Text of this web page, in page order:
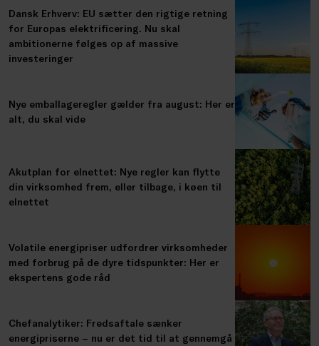
Dansk Erhverv: EU sætter den rigtige retning
for Europas elektrificering. Nu skal
ambitionerne følges op af massive
investeringer
Nye emballageregler gælder fra august: Her er
alt, du skal vide
Akutplan for elnettet: Nye regler kan flytte
din virksomhed frem, eller tilbage, i køen til
elnettet
Volatile energipriser udfordrer virksomheder
med forbrug på de dyre tidspunkter: Her er
ekspertens gode råd
Chefanalytiker: Fredsaftale sænker
energipriserne – nu er det tid til at gennemgå